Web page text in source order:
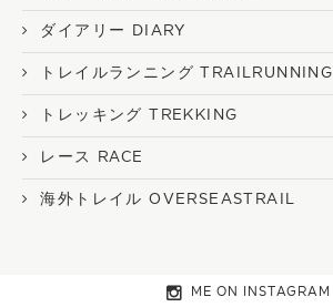
ダイアリー DIARY
トレイルランニング TRAILRUNNING
トレッキング TREKKING
レース RACE
海外トレイル OVERSEASTRAIL
ME ON INSTAGRAM